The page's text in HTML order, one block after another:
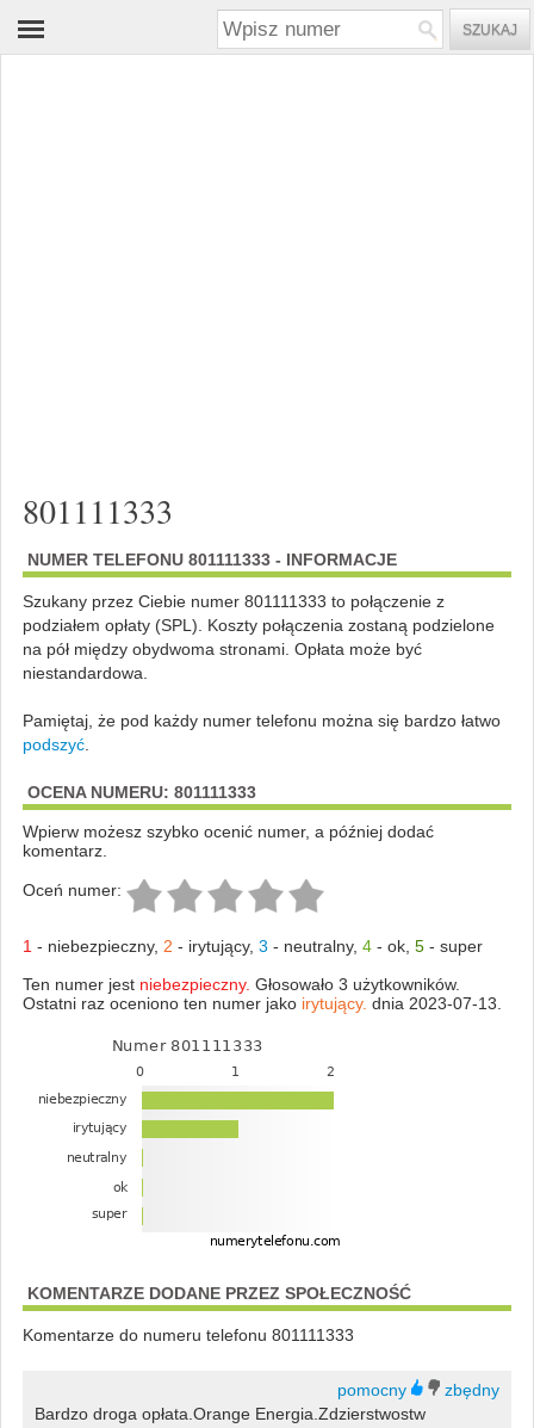
801111333
NUMER TELEFONU 801111333 - INFORMACJE
Szukany przez Ciebie numer 801111333 to połączenie z
podziałem opłaty (SPL). Koszty połączenia zostaną podzielone
na pół między obydwoma stronami. Opłata może być
niestandardowa.
Pamiętaj, że pod każdy numer telefonu można się bardzo łatwo
podszyć.
OCENA NUMERU: 801111333
Wpierw możesz szybko ocenić numer, a później dodać
komentarz.
Oceń numer:
1 - niebezpieczny, 2 - irytujący, 3 - neutralny, 4- ok, 5- super
Ten numer jest niebezpieczny. Głosowało 3 użytkowników.
Ostatni raz oceniono ten numer jako irytujący. dnia 2023-07-13.
KOMENTARZE DODANE PRZEZ SPOŁECZNOŚĆ
Komentarze do numeru telefonu 801111333
Bardzo droga opłata.Orange Energia.Zdzierstwostw